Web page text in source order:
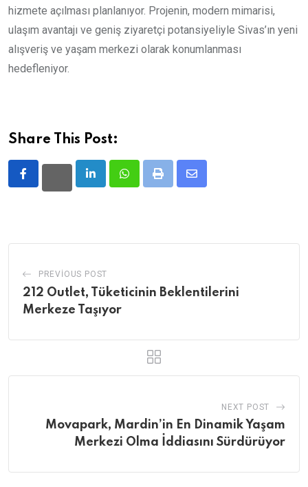
hizmete açılması planlanıyor. Projenin, modern mimarisi,
ulaşım avantajı ve geniş ziyaretçi potansiyeliyle Sivas’ın yeni
alışveriş ve yaşam merkezi olarak konumlanması
hedefleniyor.
Share This Post:
LinkedInWhatsappPrint
Share
PREVIOUS POST
212 Outlet, Tüketicinin Beklentilerini
Merkeze Taşıyor
NEXT POST
Movapark, Mardin’in En Dinamik Yaşam
Merkezi Olma İddiasını Sürdürüyor